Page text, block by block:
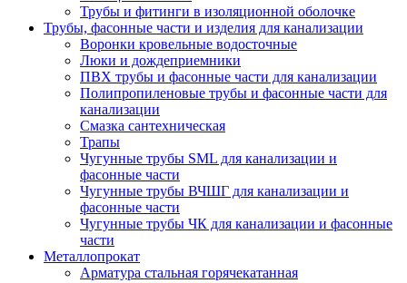
Трубы и фитинги в изоляционной оболочке
Трубы, фасонные части и изделия для канализации
Воронки кровельные водосточные
Люки и дождеприемники
ПВХ трубы и фасонные части для канализации
Полипропиленовые трубы и фасонные части для
канализации
Смазка сантехническая
Трапы
Чугунные трубы SML для канализации и
фасонные части
Чугунные трубы ВЧШГ для канализации и
фасонные части
Чугунные трубы ЧК для канализации и фасонные
части
Металлопрокат
Арматура стальная горячекатанная